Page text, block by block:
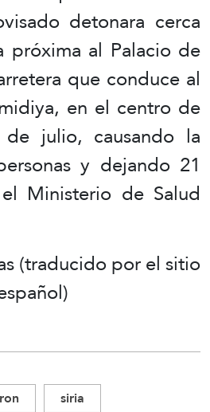
detonara cerca
próxima al Palacio de
que conduce al
en el centro de
julio, causando la
y dejando 21
Ministerio de Salud
(traducido por el sitio
siria